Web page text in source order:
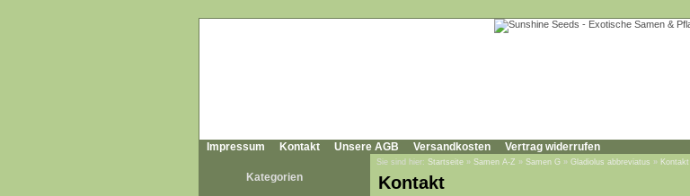
Impressum Kontakt Unsere AGB Versandkosten Vertrag widerrufen
Kategorien
Sie sind hier: Startseite » Samen A-Z » Samen G » Gladiolus abbreviatus » Kontakt
Kontakt